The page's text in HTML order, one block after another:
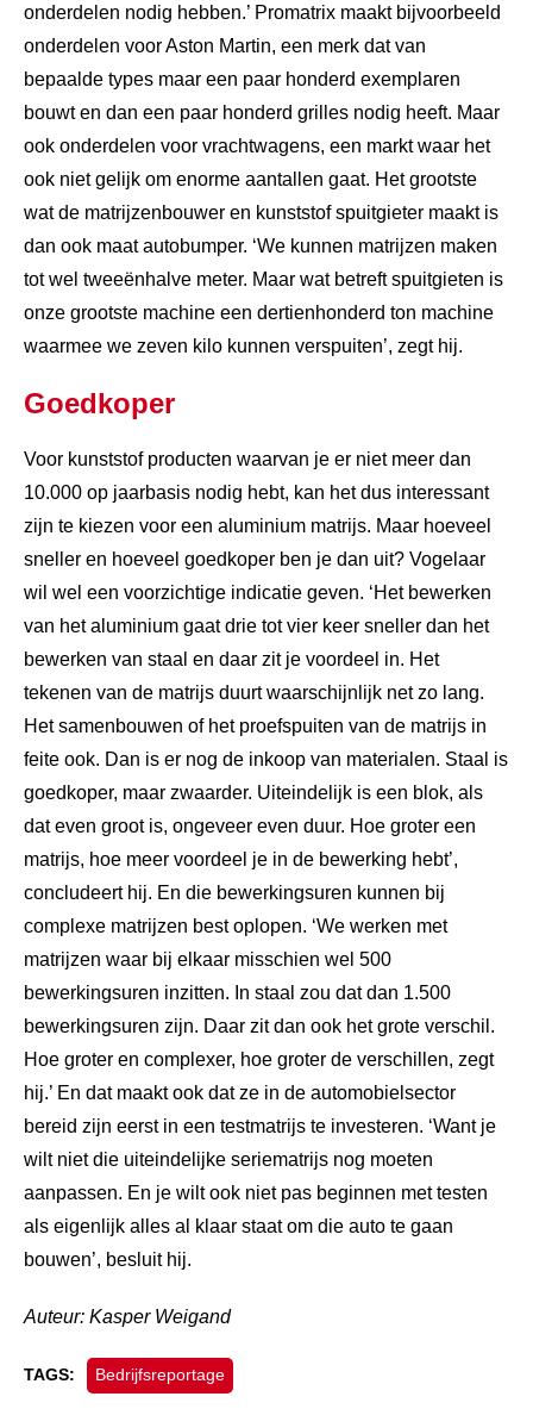
onderdelen nodig hebben.’ Promatrix maakt bijvoorbeeld
onderdelen voor Aston Martin, een merk dat van
bepaalde types maar een paar honderd exemplaren
bouwt en dan een paar honderd grilles nodig heeft. Maar
ook onderdelen voor vrachtwagens, een markt waar het
ook niet gelijk om enorme aantallen gaat. Het grootste
wat de matrijzenbouwer en kunststof spuitgieter maakt is
dan ook maat autobumper. ‘We kunnen matrijzen maken
tot wel tweeënhalve meter. Maar wat betreft spuitgieten is
onze grootste machine een dertienhonderd ton machine
waarmee we zeven kilo kunnen verspuiten’, zegt hij.
Goedkoper
Voor kunststof producten waarvan je er niet meer dan
10.000 op jaarbasis nodig hebt, kan het dus interessant
zijn te kiezen voor een aluminium matrijs. Maar hoeveel
sneller en hoeveel goedkoper ben je dan uit? Vogelaar
wil wel een voorzichtige indicatie geven. ‘Het bewerken
van het aluminium gaat drie tot vier keer sneller dan het
bewerken van staal en daar zit je voordeel in. Het
tekenen van de matrijs duurt waarschijnlijk net zo lang.
Het samenbouwen of het proefspuiten van de matrijs in
feite ook. Dan is er nog de inkoop van materialen. Staal is
goedkoper, maar zwaarder. Uiteindelijk is een blok, als
dat even groot is, ongeveer even duur. Hoe groter een
matrijs, hoe meer voordeel je in de bewerking hebt’,
concludeert hij. En die bewerkingsuren kunnen bij
complexe matrijzen best oplopen. ‘We werken met
matrijzen waar bij elkaar misschien wel 500
bewerkingsuren inzitten. In staal zou dat dan 1.500
bewerkingsuren zijn. Daar zit dan ook het grote verschil.
Hoe groter en complexer, hoe groter de verschillen, zegt
hij.’ En dat maakt ook dat ze in de automobielsector
bereid zijn eerst in een testmatrijs te investeren. ‘Want je
wilt niet die uiteindelijke seriematrijs nog moeten
aanpassen. En je wilt ook niet pas beginnen met testen
als eigenlijk alles al klaar staat om die auto te gaan
bouwen’, besluit hij.
Auteur: Kasper Weigand
TAGS: Bedrijfsreportage